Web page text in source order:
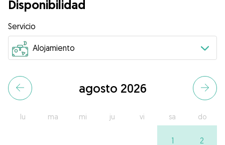
Disponibilidad
Servicio
agosto 2026
lu ma mi ju vi sa do
1 2